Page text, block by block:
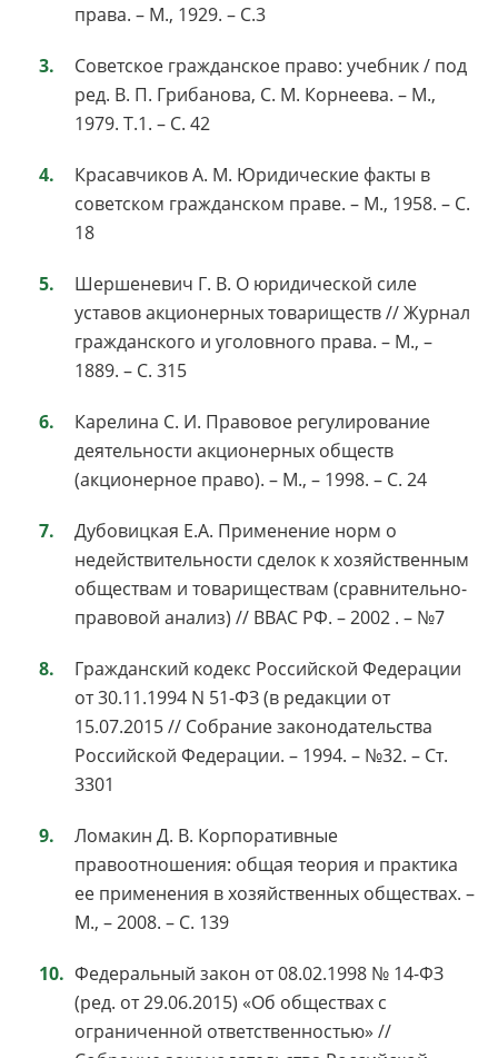
права. – М., 1929. – С.3
Советское гражданское право: учебник / под
ред. В. П. Грибанова, С. М. Корнеева. – М.,
1979. Т.1. – С. 42
Красавчиков А. М. Юридические факты в
советском гражданском праве. – М., 1958. – С.
18
Шершеневич Г. В. О юридической силе
уставов акционерных товариществ // Журнал
гражданского и уголовного права. – М., –
1889. – С. 315
Карелина С. И. Правовое регулирование
деятельности акционерных обществ
(акционерное право). – М., – 1998. – С. 24
Дубовицкая Е.А. Применение норм о
недействительности сделок к хозяйственным
обществам и товариществам (сравнительно-
правовой анализ) // ВВАС РФ. – 2002 . – №7
Гражданский кодекс Российской Федерации
от 30.11.1994 N 51-ФЗ (в редакции от
15.07.2015 // Собрание законодательства
Российской Федерации. – 1994. – №32. – Ст.
3301
Ломакин Д. В. Корпоративные
правоотношения: общая теория и практика
ее применения в хозяйственных обществах. –
М., – 2008. – С. 139
Федеральный закон от 08.02.1998 № 14-ФЗ
(ред. от 29.06.2015) «Об обществах с
ограниченной ответственностью» //